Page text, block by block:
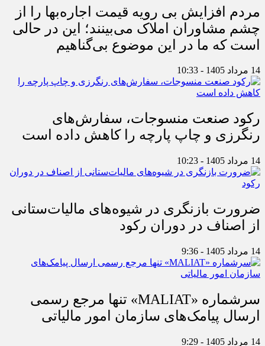
مردم افزایش بی رویه قیمت اجاره‌بها را از
چشم مشاوران املاک می‌بینند؛ این در حالی
است که ما در این موضوع بی‌گناهیم
14 مرداد 1405 - 10:33
رکود صنعت منسوجات، سفارش‌های
رنگرزی و چاپ پارچه را کاهش داده است
14 مرداد 1405 - 10:23
ضرورت بازنگری در شیوه‌های مالیات‌ستانی
از اصناف در دوران رکود
14 مرداد 1405 - 9:36
سرشماره «MALIAT» تنها مرجع رسمی
ارسال پیامک‌های سازمان امور مالیاتی
14 مرداد 1405 - 9:29